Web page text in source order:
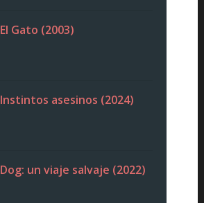
El Gato (2003)
Instintos asesinos (2024)
Dog: un viaje salvaje (2022)